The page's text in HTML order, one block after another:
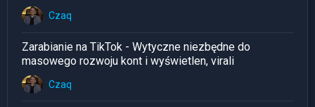
Czaq
Zarabianie na TikTok - Wytyczne niezbędne do
masowego rozwoju kont i wyświetlen, virali
Czaq